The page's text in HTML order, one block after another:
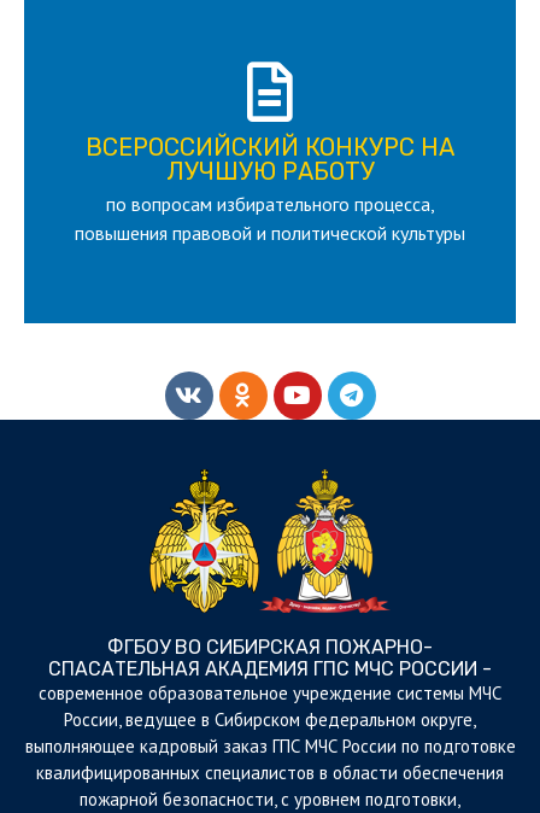
ВСЕРОССИЙСКИЙ КОНКУРС НА
ЛУЧШУЮ РАБОТУ
по вопросам избирательного процесса,
повышения правовой и политической культуры
ВСЕРОССИЙСКИЙ КОНКУРС НА
ЛУЧШУЮ РАБОТУ
для лица старше 18 и моложе 35 лет
ПОДРОБНЕЕ
ФГБОУ ВО СИБИРСКАЯ ПОЖАРНО-
СПАСАТЕЛЬНАЯ АКАДЕМИЯ ГПС МЧС РОССИИ -
cовременное образовательное учреждение системы МЧС
России, ведущее в Сибирском федеральном округе,
выполняющее кадровый заказ ГПС МЧС России по подготовке
квалифицированных специалистов в области обеспечения
пожарной безопасности, с уровнем подготовки,